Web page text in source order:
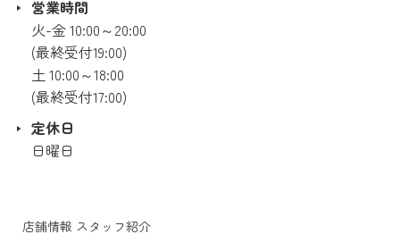
営業時間
火-金 10:00～20:00
(最終受付19:00)
土 10:00～18:00
(最終受付17:00)
定休日
日曜日
店舗情報 スタッフ紹介